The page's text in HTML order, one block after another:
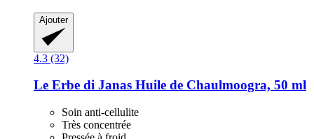
Ajouter
4.3 (32)
Le Erbe di Janas Huile de Chaulmoogra, 50 ml
Soin anti-cellulite
Très concentrée